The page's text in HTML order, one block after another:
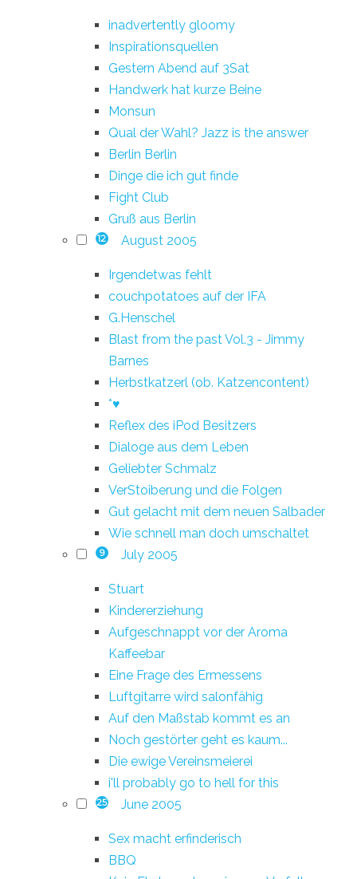
inadvertently gloomy
Inspirationsquellen
Gestern Abend auf 3Sat
Handwerk hat kurze Beine
Monsun
Qual der Wahl? Jazz is the answer
Berlin Berlin
Dinge die ich gut finde
Fight Club
Gruß aus Berlin
12 August 2005
Irgendetwas fehlt
couchpotatoes auf der IFA
G.Henschel
Blast from the past Vol.3 - Jimmy
Barnes
Herbstkatzerl (ob. Katzencontent)
*♥
Reflex des iPod Besitzers
Dialoge aus dem Leben
Geliebter Schmalz
VerStoiberung und die Folgen
Gut gelacht mit dem neuen Salbader
Wie schnell man doch umschaltet
9 July 2005
Stuart
Kindererziehung
Aufgeschnappt vor der Aroma
Kaffeebar
Eine Frage des Ermessens
Luftgitarre wird salonfähig
Auf den Maßstab kommt es an
Noch gestörter geht es kaum...
Die ewige Vereinsmeierei
i'll probably go to hell for this
25 June 2005
Sex macht erfinderisch
BBQ